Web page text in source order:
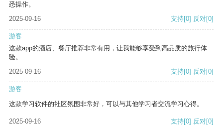
悉操作。
2025-09-16
支持[0] 反对[0]
游客
这款app的酒店、餐厅推荐非常有用，让我能够享受到高品质的旅行体
验。
2025-09-16
支持[0] 反对[0]
游客
这款学习软件的社区氛围非常好，可以与其他学习者交流学习心得。
2025-09-16 支持[0] 反对[0]